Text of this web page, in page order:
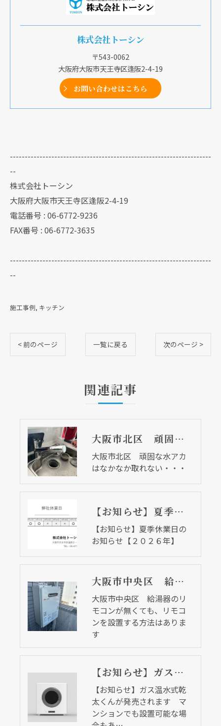
株式会社トーシン
〒543-0062
大阪府大阪市天王寺区逢阪2-4-19
お問い合わせはこちら
--------------------------------------------------------------------
--
株式会社トーシン
大阪府大阪市天王寺区逢阪2-4-19
電話番号 : 06-6772-9236
FAX番号 : 06-6772-3635
--------------------------------------------------------------------
--
施工事例 キッチン
< 前のページ 一覧に戻る 次のページ >
関連記事
大阪市北区 頑固な水アカはなかなか取れない・・・
大阪市北区 頑固な水アカ
はなかなか取れない・・・
【お知らせ】夏季休業日のお知らせ【２０２６年】
【お知らせ】夏季休業日の
お知らせ【２０２６年】
大阪市中央区 給湯器のリモコンが無くても、リモコンを設置する方法はあります
大阪市中央区 給湯器のリ
モコンが無くても、リモコ
ンを設置する方法はありま
す
【お知らせ】ガス温水式乾太くんが発売されます マンションでも設置可能な場合もあります
【お知らせ】ガス温水式乾
太くんが発売されます マ
ンションでも設置可能な場